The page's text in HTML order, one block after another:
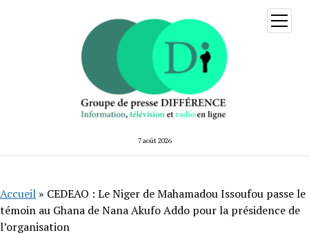
7 août 2026
ouvrir
menu
Accueil » CEDEAO : Le Niger de Mahamadou Issoufou passe le
témoin au Ghana de Nana Akufo Addo pour la présidence de
l’organisation